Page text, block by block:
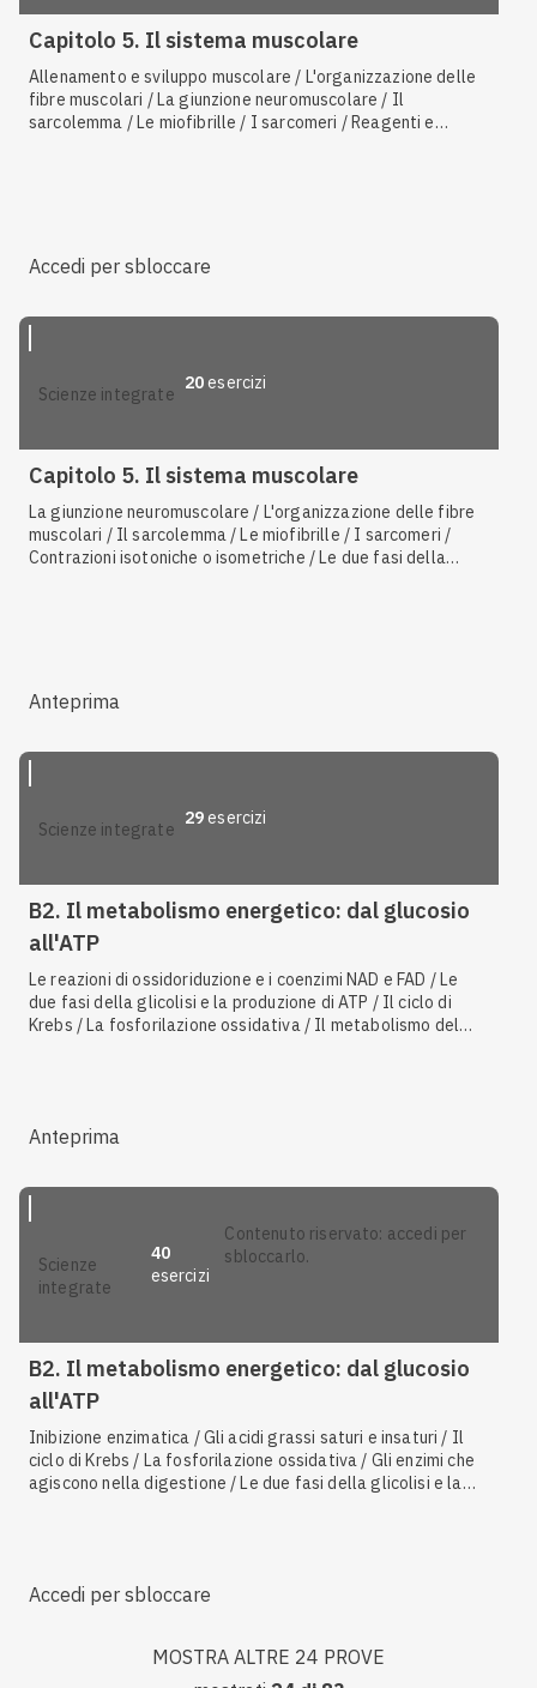
Capitolo 5. Il sistema muscolare
Allenamento e sviluppo muscolare / L'organizzazione delle
fibre muscolari / La giunzione neuromuscolare / Il
sarcolemma / Le miofibrille / I sarcomeri / Reagenti e
cellulare / La fermentazione lattica / Il movimento degli
unicellulari
Accedi per sbloccare
scienze integrate
20 esercizi
Capitolo 5. Il sistema muscolare
La giunzione neuromuscolare / L'organizzazione delle fibre
muscolari / Il sarcolemma / Le miofibrille / I sarcomeri /
Contrazioni isotoniche o isometriche / Le due fasi della
Anteprima
scienze integrate
29 esercizi
B2. Il metabolismo energetico: dal glucosio
all'ATP
Le reazioni di ossidoriduzione e i coenzimi NAD e FAD / Le
due fasi della glicolisi e la produzione di ATP / Il ciclo di
Krebs / La fosforilazione ossidativa / Il metabolismo del
/ La fermentazione alcolica / Le reazioni endoergoniche /
L'energia di attivazione e la velocità di reazione / La
Anteprima
scienze
integrate
40
esercizi
contenuto riservato: accedi per
sbloccarlo.
B2. Il metabolismo energetico: dal glucosio
all'ATP
Inibizione enzimatica / Gli acidi grassi saturi e insaturi / Il
ciclo di Krebs / La fosforilazione ossidativa / Gli enzimi che
agiscono nella digestione / Le due fasi della glicolisi e la
proteine / Il metabolismo del glucosio / Il metabolismo dei
RNA / La denaturazione / Il fegato / Le reazioni
Accedi per sbloccare
MOSTRA ALTRE 24 PROVE